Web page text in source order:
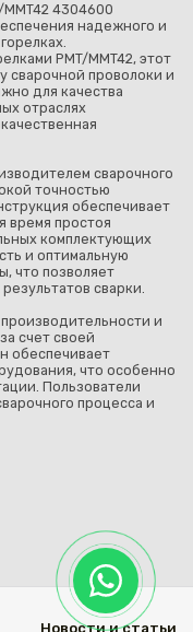
MMT42 4304600
надежного и
PMT/MMT42, этот
сварочной проволоки и
для качества
отраслях
сварочного
точностью
обеспечивает
время простоя
комплектующих
и оптимальную
что позволяет
сварки.
и
счет своей
обеспечивает
что особенно
Пользователи
процесса и
Новости и статьи